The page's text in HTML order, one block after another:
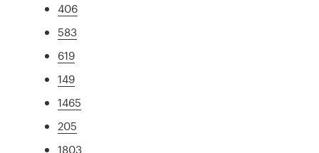
406
583
619
149
1465
205
1803